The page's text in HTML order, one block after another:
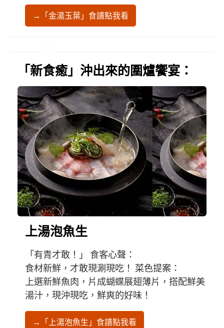
→「金湯玉葉」食譜點我看
「新食癒」沖出來的圍爐饗宴：
上湯泡魚生
「有青才敢！」 食客心聲：
食材新鮮，才敢現涮現吃！ 菜色提案：
上選新鮮魚肉，片成蝴蝶展翅薄片，搭配鮮美
湯汁，現沖現吃，鮮爽的好味！
→「上湯泡魚生」食譜點我看